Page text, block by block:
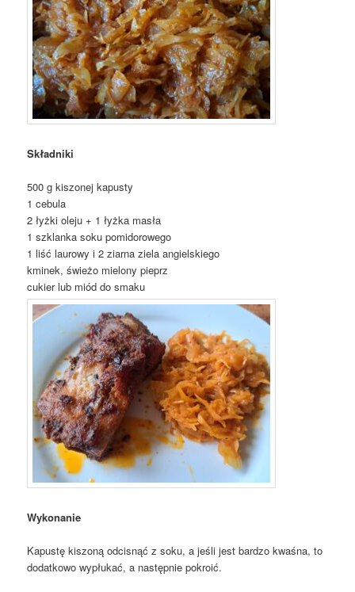
Składniki
500 g kiszonej kapusty
1 cebula
2 łyżki oleju + 1 łyżka masła
1 szklanka soku pomidorowego
1 liść laurowy i 2 ziarna ziela angielskiego
kminek, świeżo mielony pieprz
cukier lub miód do smaku
Wykonanie
Kapustę kiszoną odcisnąć z soku, a jeśli jest bardzo kwaśna, to
dodatkowo wypłukać, a następnie pokroić.